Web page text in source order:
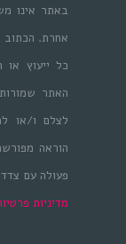
באתר אינו
אחרת. הכתוב
כל ייעוץ
האתר
לצלם ו/או
הוראה
פעולה עם
מדיניות